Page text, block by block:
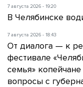
7 августа 2026 - 19:20
В Челябинске
7 августа 2026 - 18:43
От диалога — к
фестивале
семья»
вопросы с